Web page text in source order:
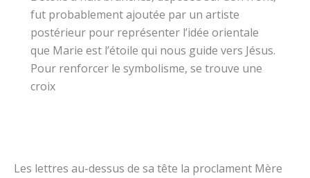
fut probablement ajoutée par un artiste
postérieur pour représenter l’idée orientale
que Marie est l’étoile qui nous guide vers Jésus.
Pour renforcer le symbolisme, se trouve une
croix
Les lettres au-dessus de sa tête la proclament Mère